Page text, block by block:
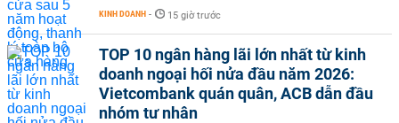
KINH DOANH - 15 giờ trước
TOP 10 ngân hàng lãi lớn nhất từ kinh
doanh ngoại hối nửa đầu năm 2026:
Vietcombank quán quân, ACB dẫn đầu
nhóm tư nhân